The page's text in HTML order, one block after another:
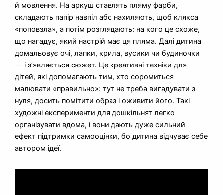
й мовлення. На аркуш ставлять пляму фарби,
складають папір навпіл або нахиляють, щоб клякса
«поповзла», а потім розглядають: на кого це схоже,
що нагадує, який настрій має ця пляма. Далі дитина
домальовує очі, лапки, крила, вусики чи будиночки
— і з’являється сюжет. Це креативні техніки для
дітей, які допомагають тим, хто соромиться
малювати «правильно»: тут не треба вигадувати з
нуля, досить помітити образ і оживити його. Такі
художні експерименти для дошкільнят легко
організувати вдома, і вони дають дуже сильний
ефект підтримки самооцінки, бо дитина відчуває себе
автором ідеї.